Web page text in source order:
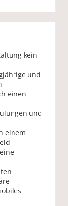
kein
und
einen
und
einem